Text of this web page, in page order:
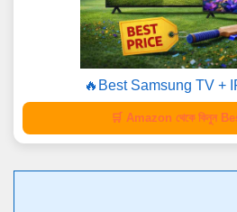
🔥Best Samsung TV +
🛒 Amazon থেকে কিনুন